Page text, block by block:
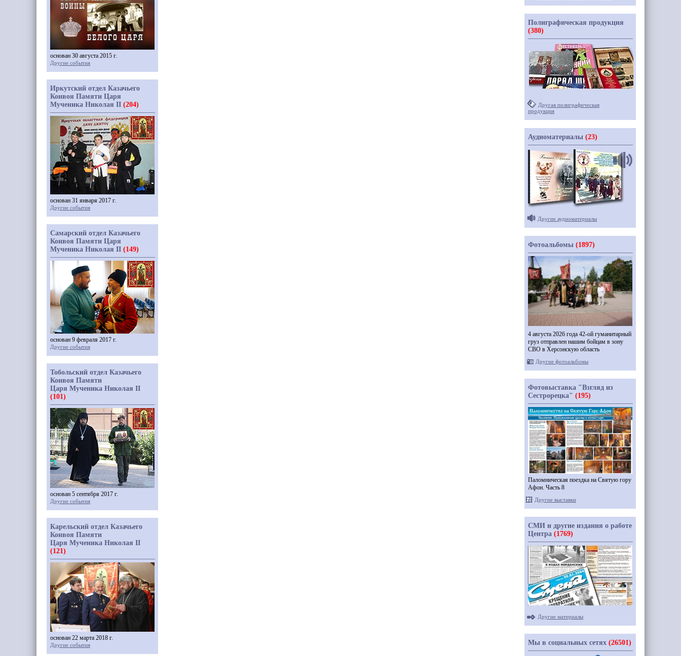
основан 30 августа 2015 г.
Другие события
Иркутский отдел Казачьего
Конвоя Памяти Царя
Мученика Николая II (204)
основан 31 января 2017 г.
Другие события
Самарский отдел Казачьего
Конвоя Памяти Царя
Мученика Николая II (149)
основан 9 февраля 2017 г.
Другие события
Тобольский отдел Казачьего
Конвоя Памяти
Царя Мученика Николая II
(101)
основан 5 сентября 2017 г.
Другие события
Карельский отдел Казачьего
Конвоя Памяти
Царя Мученика Николая II
(121)
основан 22 марта 2018 г.
Другие события
Полиграфическая продукция
(380)
Другая полиграфическая
продукция
Аудиоматериалы (23)
Другие аудиоматериалы
Фотоальбомы (1897)
4 августа 2026 года 42-ой гуманитарный
груз отправлен нашим бойцам в зону
СВО в Херсонскую область
Другие фотоальбомы
Фотовыставка "Взгляд из
Сестрорецка" (195)
Паломническая поездка на Святую гору
Афон. Часть 8
Другие выставки
СМИ и другие издания о работе
Центра (1769)
Другие материалы
Мы в социальных сетях (26501)